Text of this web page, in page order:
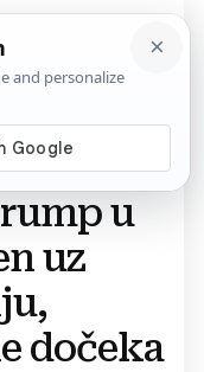
u
uz
dočeka